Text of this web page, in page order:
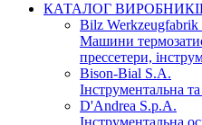
КАТАЛОГ
Bilz
Машини
прессетери,
Bison-Bial S.A.
Інструментальна
D'Andrea S.p.A.
Інструментальна